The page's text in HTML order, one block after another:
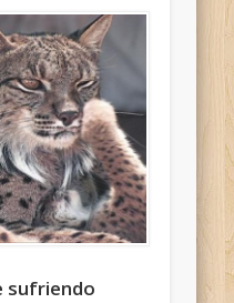
sufriendo